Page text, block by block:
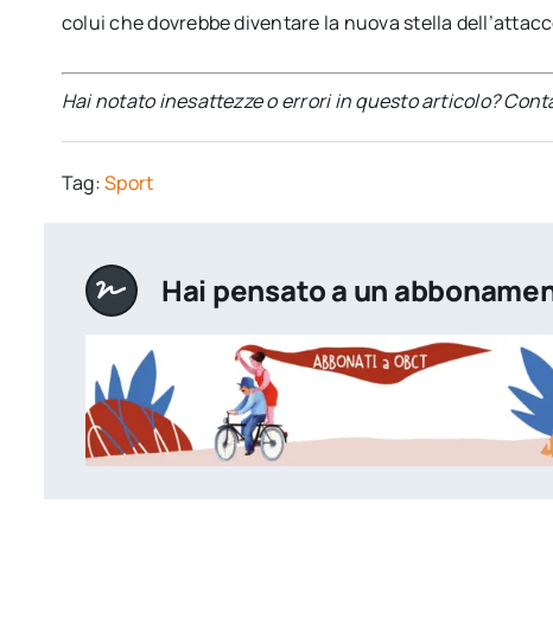
colui che dovrebbe diventare la nuova stella
Hai notato inesattezze o errori in questo articolo?
Tag:Sport
Hai pensato a un